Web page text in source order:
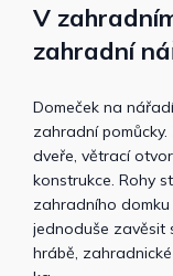
V
zahradní
Domeček na
zahradní
dveře, větrací
konstrukce. Rohy
zahradního
jednoduše zavěsit
hrábě,